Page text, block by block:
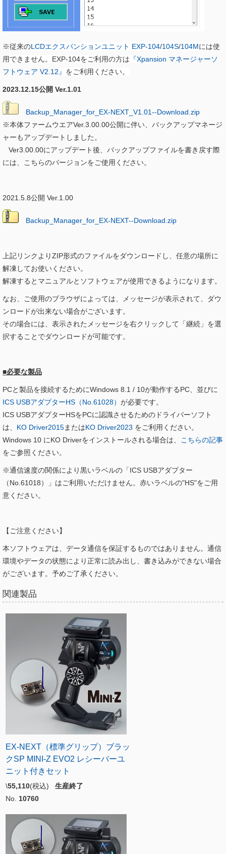
※従来のLCDエクスパンションユニット EXP-104/104S/104Mには使
用できません。EXP-104をご利用の方は 『Xpansion マネージャーソ
フトウェア V2.12 』 をご利用ください。
2023.12.15公開 Ver.1.01
Backup_Manager_for_EX-NEXT_V1.01--Download.zip
※本体ファームウエアVer.3.00.00公開に伴い、バックアップマネージ
ャーもアップデートしました。
Ver3.00.00にアップデート後、バックアップファイルを書き戻す際
には、こちらのバージョンをご使用ください。
2021.5.8公開 Ver.1.00
Backup_Manager_for_EX-NEXT--Download.zip
上記リンクよりZIP形式のファイルをダウンロードし、任意の場所に
解凍してお使いください。
解凍するとマニュアルとソフトウェアが使用できるようになります。
なお、ご使用のブラウザによっては、メッセージが表示されて、ダウ
ンロードが出来ない場合がございます。
その場合には、表示されたメッセージを右クリックして「継続」を選
択することでダウンロードが可能です。
■必要な製品
PCと製品を接続するためにWindows 8.1 / 10が動作するPC、並びに
ICS USBアダプターHS（No.61028） が必要です。
ICS USBアダプターHSをPCに認識させるためのドライバーソフト
は、 KO Driver2015またはKO Driver2023 をご利用ください。
Windows 10 にKO Driverをインストールされる場合は、
こちらの記事
をご参照ください。
※通信速度の関係により黒いラベルの「ICS USBアダプター
（No.61018）」はご利用いただけません。赤いラベルの"HS"をご用
意ください。
【ご注意ください】
本ソフトウェアは、データ通信を保証するものではありません。通信
環境やデータの状態により正常に読み出し、書き込みができない場合
がございます。予めご了承ください。
関連製品
EX-NEXT（標準グリップ）ブラッ
クSP MINI-Z EVO2 レシーバーユ
ニット付きセット
\55,110(税込) 生産終了
No. 10760